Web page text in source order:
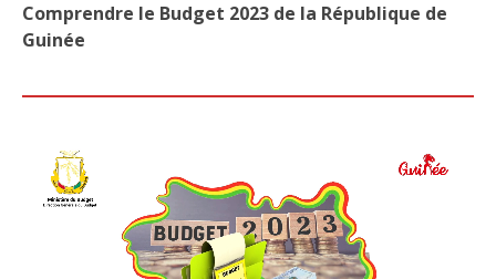
Comprendre le Budget 2023 de la République de
Guinée